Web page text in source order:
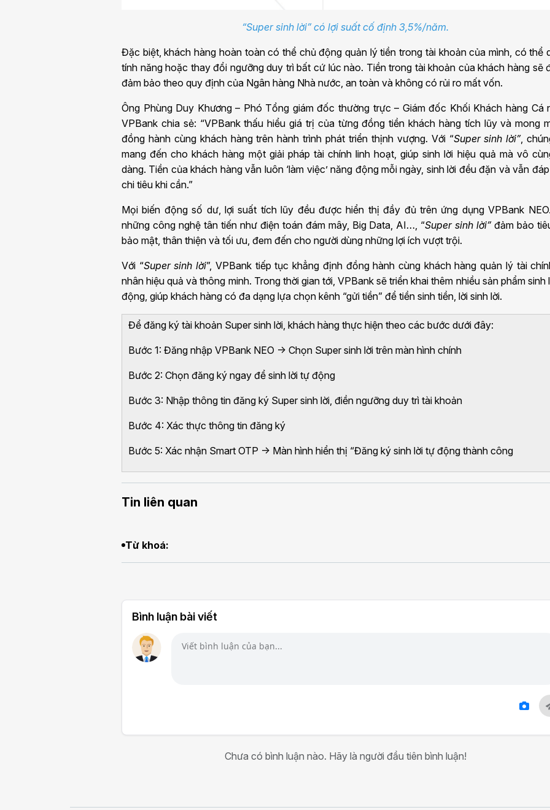
“Super sinh lời” có lợi suất cố định 3,5%/năm.
Đặc biệt, khách hàng hoàn toàn có thể chủ động quản lý tiền trong tài khoản của mình, có thể
tính năng hoặc thay đổi ngưỡng duy trì bất cứ lúc nào. Tiền trong tài khoản của khách hàng sẽ
đảm bảo theo quy định của Ngân hàng Nhà nước, an toàn và không có rủi ro mất vốn.
Ông Phùng Duy Khương – Phó Tổng giám đốc thường trực – Giám đốc Khối Khách hàng Cá
VPBank chia sẻ: “VPBank thấu hiểu giá trị của từng đồng tiền khách hàng tích lũy và mong
đồng hành cùng khách hàng trên hành trình phát triển thịnh vượng. Với “Super sinh lời”,
mang đến cho khách hàng một giải pháp tài chính linh hoạt, giúp sinh lời hiệu quả mà vô
dàng. Tiền của khách hàng vẫn luôn ‘làm việc’ năng động mỗi ngày, sinh lời đều đặn và vẫn
chi tiêu khi cần.”
Mọi biến động số dư, lợi suất tích lũy đều được hiển thị đầy đủ trên ứng dụng VPBank
những công nghệ tân tiến như điện toán đám mây, Big Data, AI…, “Super sinh lời”đảm bảo
bảo mật, thân thiện và tối ưu, đem đến cho người dùng những lợi ích vượt trội.
Với “Super sinh lời”, VPBank tiếp tục khẳng định đồng hành cùng khách hàng quản lý tài
nhân hiệu quả và thông minh. Trong thời gian tới, VPBank sẽ triển khai thêm nhiều sản phẩm sinh
động, giúp khách hàng có đa dạng lựa chọn kênh “gửi tiền” để tiền sinh tiền, lời sinh lời.
Để đăng ký tài khoản Super sinh lời, khách hàng thực hiện theo các bước dưới đây:
Bước 1: Đăng nhập VPBank NEO -> Chọn Super sinh lời trên màn hình chính
Bước 2: Chọn đăng ký ngay để sinh lời tự động
Bước 3: Nhập thông tin đăng ký Super sinh lời, điền ngưỡng duy trì tài khoản
Bước 4: Xác thực thông tin đăng ký
Bước 5: Xác nhận Smart OTP -> Màn hình hiển thị “Đăng ký sinh lời tự động thành công
Tin liên quan
Từ khoá:
Bình luận bài viết
Chưa có bình luận nào. Hãy là người đầu tiên bình luận!